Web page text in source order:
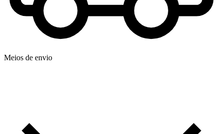
Meios de envio